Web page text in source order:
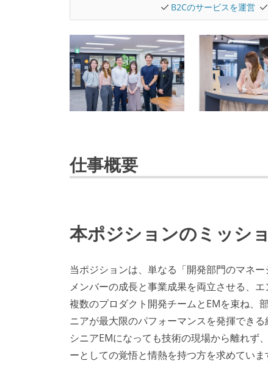
B2Cのサービスを運営
仕事概要
本ポジションのミッシ
当ポジションは、単なる「開発部門のマネ
メンバーの成長と事業成果を両立させる、エ
複数のプロダクト開発チームとEMを束ね、
ニアが最大限のパフォーマンスを発揮でき
シニアEMになっても技術の現場から離れず
ーとしての覚悟と情熱を持つ方を求めていま